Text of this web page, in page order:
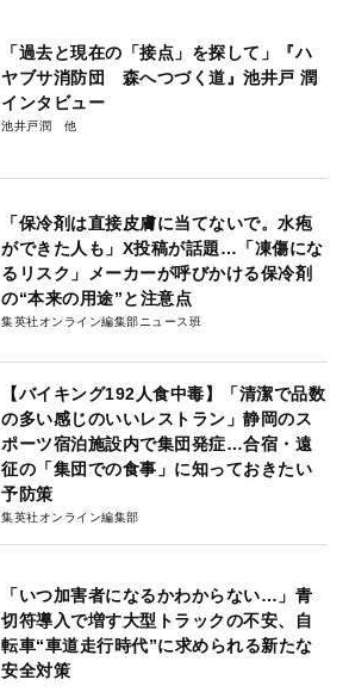
「過去と現在の「接点」を探して」『ハ
ヤブサ消防団 森へつづく道』池井戸 潤
インタビュー
池井戸潤
「保冷剤は直接皮膚に当てないで。水疱
ができた人も」X投稿が話題…「凍傷にな
るリスク」メーカーが呼びかける保冷剤
の“本来の用途”と注意点
集英社オンライン編集部ニュース班
【バイキング192人食中毒】「清潔で品数
の多い感じのいいレストラン」静岡のス
ポーツ宿泊施設内で集団発症…合宿・遠
征の「集団での食事」に知っておきたい
予防策
集英社オンライン編集部
「いつ加害者になるかわからない…」青
切符導入で増す大型トラックの不安、自
転車“車道走行時代”に求められる新たな
安全対策